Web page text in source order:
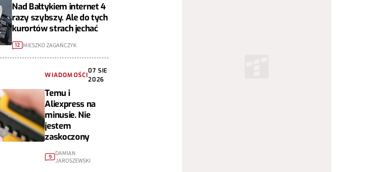
Nad Bałtykiem internet 4
razy szybszy. Ale do tych
kurortów strach jechać
12 MIESZKO ZAGAŃCZYK
WIADOMOŚCI
07 SIE
2026
Temu i
Aliexpress na
minusie. Nie
jestem
zaskoczony
9 DAMIAN
JAROSZEWSKI